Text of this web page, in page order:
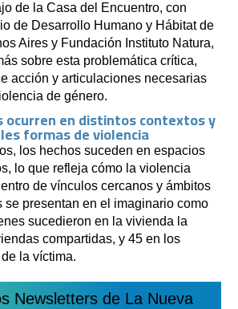
de la Casa del Encuentro, con
de Desarrollo Humano y Hábitat de
Aires y Fundación Instituto Natura,
sobre esta problemática crítica,
acción y articulaciones necesarias
de género.
ocurren en distintos contextos y
formas de violencia
los hechos suceden en espacios
lo que refleja cómo la violencia
de vínculos cercanos y ámbitos
se presentan en el imaginario como
sucedieron en la vivienda la
compartidas, y 45 en los
la víctima.
Newsletters de La Nueva